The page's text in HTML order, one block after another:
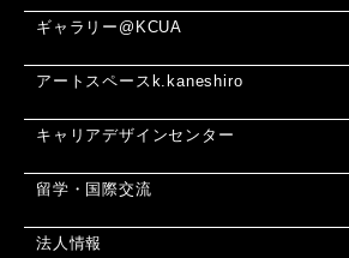
ギャラリー@KCUA
アートスペースk.kaneshiro
キャリアデザインセンター
留学・国際交流
法人情報